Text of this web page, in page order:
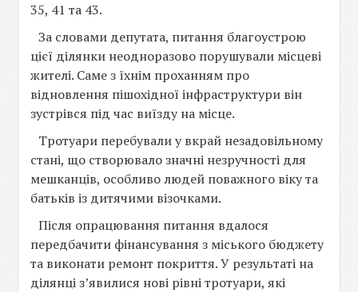
35, 41 та 43.
За словами депутата, питання благоустрою
цієї ділянки неодноразово порушували місцеві
жителі. Саме з їхнім проханням про
відновлення пішохідної інфраструктури він
зустрівся під час виїзду на місце.
Тротуари перебували у вкрай незадовільному
стані, що створювало значні незручності для
мешканців, особливо людей поважного віку та
батьків із дитячими візочками.
Після опрацювання питання вдалося
передбачити фінансування з міського бюджету
та виконати ремонт покриття. У результаті на
ділянці з’явилися нові рівні тротуари, які